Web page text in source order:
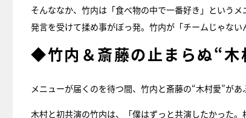
そんななか、竹内は「食べ物の中で一番好き」という
発言を受けて揉め事がぼっ発。竹内が「チームじゃない
◆竹内＆斎藤の止まらぬ“木
メニューが届くのを待つ間、竹内と斎藤の“木村愛”があ
木村と初共演の竹内は、「僕はずっと共演したかった